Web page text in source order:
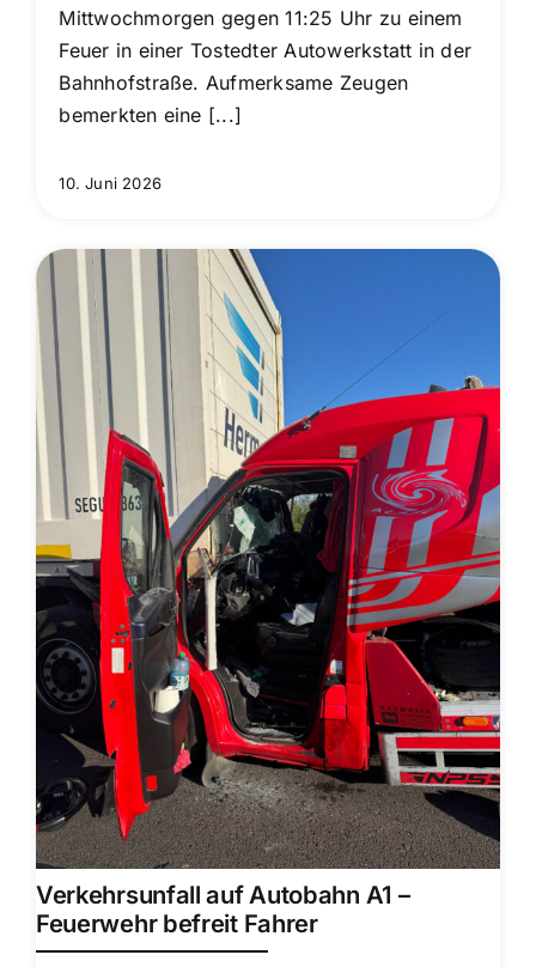
Mittwochmorgen gegen 11:25 Uhr zu einem
Feuer in einer Tostedter Autowerkstatt in der
Bahnhofstraße. Aufmerksame Zeugen
bemerkten eine [...]
10. Juni 2026
Verkehrsunfall auf Autobahn A1 –
Feuerwehr befreit Fahrer